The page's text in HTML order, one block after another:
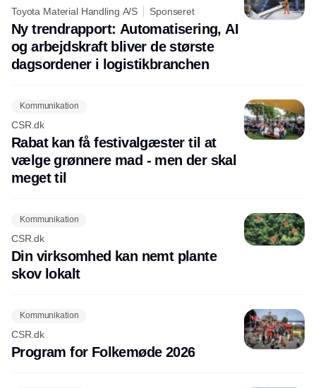
Toyota Material Handling A/S Sponseret
Ny trendrapport: Automatisering, AI
og arbejdskraft bliver de største
dagsordener i logistikbranchen
Kommunikation
CSR.dk
Rabat kan få festivalgæster til at
vælge grønnere mad - men der skal
meget til
Kommunikation
CSR.dk
Din virksomhed kan nemt plante
skov lokalt
Kommunikation
CSR.dk
Program for Folkemøde 2026